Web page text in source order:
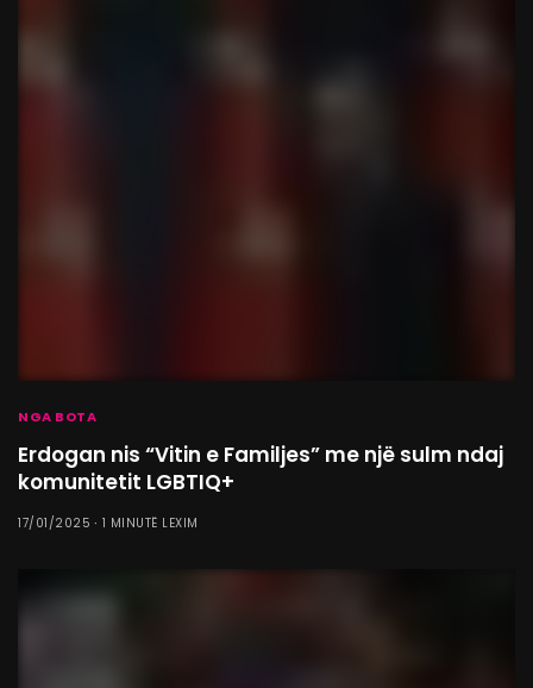
NGA BOTA
Erdogan nis “Vitin e Familjes” me një sulm ndaj
komunitetit LGBTIQ+
17/01/2025 1 MINUTË LEXIM